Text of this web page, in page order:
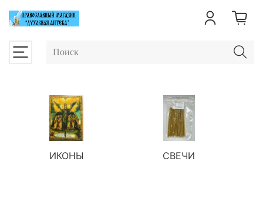
ИКОНЫ СВЕЧИ